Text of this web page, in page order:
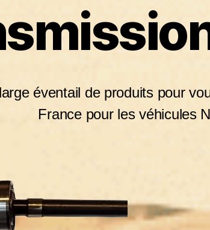
éventail de produits pour
France pour les véhicules